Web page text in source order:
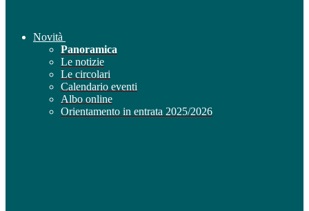
Novità
Panoramica
Le notizie
Le circolari
Calendario eventi
Albo online
Orientamento in entrata 2025/2026